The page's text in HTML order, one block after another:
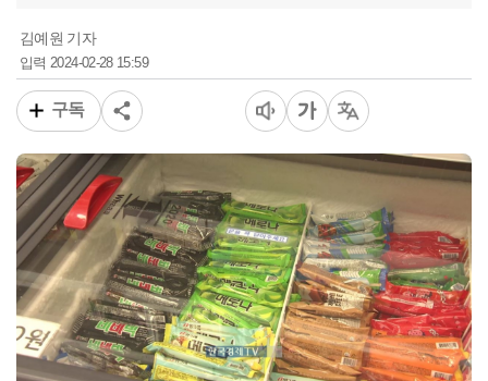
김예원 기자
입력 2024-02-28 15:59
구독